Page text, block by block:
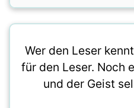
Wer den Leser
für den Leser. Noch
und der Geist